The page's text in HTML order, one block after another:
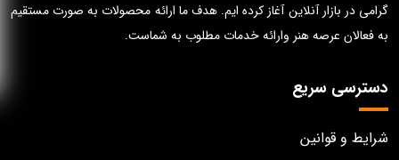
گرامی در بازار آنلاین آغاز کرده ایم. هدف ما ارائه محصولات به صورت مستقیم
به فعالان عرصه هنر وارائه خدمات مطلوب به شماست.
دسترسی سریع
شرایط و قوانین